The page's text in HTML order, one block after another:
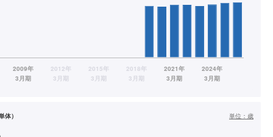
体） 単位： 歳